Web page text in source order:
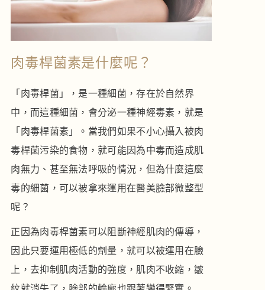
肉毒桿菌素是什麼呢？
「肉毒桿菌」，是一種細菌，存在於自然界
中，而這種細菌，會分泌一種神經毒素，就是
「肉毒桿菌素」。當我們如果不小心攝入被肉
毒桿菌污染的食物，就可能因為中毒而造成肌
肉無力、甚至無法呼吸的情況，但為什麼這麼
毒的細菌，可以被拿來運用在醫美臉部微整型
呢？
正因為肉毒桿菌素可以阻斷神經肌肉的傳導，
因此只要運用極低的劑量，就可以被運用在臉
上，去抑制肌肉活動的強度，肌肉不收縮，皺